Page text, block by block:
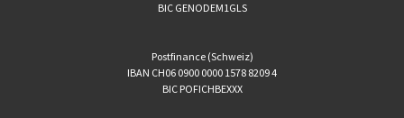
BIC GENODEM1GLS
Postfinance (Schweiz)
IBAN CH06 0900 0000 1578 8209 4
BIC POFICHBEXXX